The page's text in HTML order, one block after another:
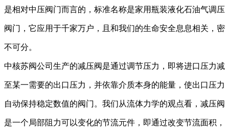
是相对中压阀门而言的，标准名称是家用瓶装液化石油气调压
阀门，它应用于千家万户，且和我们的生命安全息息相关，密
不可分。
中核苏阀公司生产的减压阀是通过调节压力，即将进口压力减
至某一需要的出口压力，并依靠介质本身的能量，使出口压力
自动保持稳定数值的阀门。我们从流体力学的观点看，减压阀
是一个局部阻力可以变化的节流元件，即通过改变节流面积，